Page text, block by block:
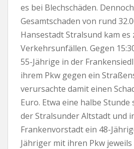
es bei Blechschäden.
Gesamtschaden von rund
Hansestadt Stralsund kam es
Verkehrsunfällen. Gegen
55-Jährige in der
ihrem Pkw gegen ein
verursachte damit einen
Euro. Etwa eine halbe
der Stralsunder Altstadt und
Frankenvorstadt ein 48-
Jähriger mit ihren Pkw